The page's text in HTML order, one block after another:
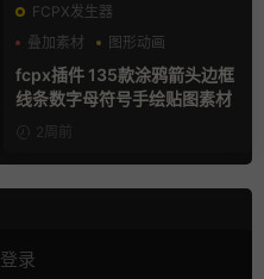
FCPX发生器
叠加素材
图形动画
手绘风
fcpx插件 135款涂鸦箭头边框
线条数字母符号手绘贴图素材
2周前
登录